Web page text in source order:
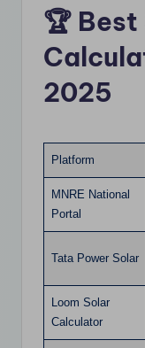
🏆
2025
Platform
MNRE National
Portal
Tata Power Solar
Loom Solar
Calculator